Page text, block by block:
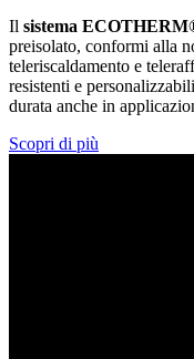
Il sistema
preisolato, conformi alla
teleriscaldamento e
resistenti e
durata anche in
Scopri di più